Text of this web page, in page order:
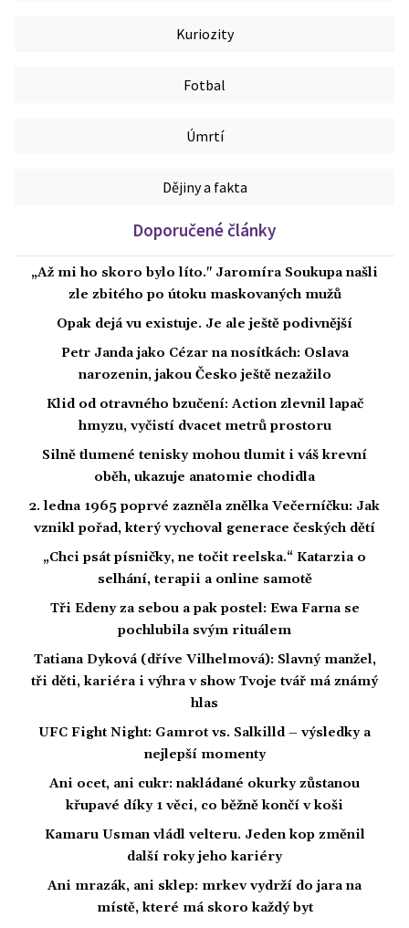
Kuriozity
Fotbal
Úmrtí
Dějiny a fakta
Doporučené články
„Až mi ho skoro bylo líto." Jaromíra Soukupa našli
zle zbitého po útoku maskovaných mužů
Opak dejá vu existuje. Je ale ještě podivnější
Petr Janda jako Cézar na nosítkách: Oslava
narozenin, jakou Česko ještě nezažilo
Klid od otravného bzučení: Action zlevnil lapač
hmyzu, vyčistí dvacet metrů prostoru
Silně tlumené tenisky mohou tlumit i váš krevní
oběh, ukazuje anatomie chodidla
2. ledna 1965 poprvé zazněla znělka Večerníčku: Jak
vznikl pořad, který vychoval generace českých dětí
„Chci psát písničky, ne točit reelska.“ Katarzia o
selhání, terapii a online samotě
Tři Edeny za sebou a pak postel: Ewa Farna se
pochlubila svým rituálem
Tatiana Dyková (dříve Vilhelmová): Slavný manžel,
tři děti, kariéra i výhra v show Tvoje tvář má známý
hlas
UFC Fight Night: Gamrot vs. Salkilld – výsledky a
nejlepší momenty
Ani ocet, ani cukr: nakládané okurky zůstanou
křupavé díky 1 věci, co běžně končí v koši
Kamaru Usman vládl velteru. Jeden kop změnil
další roky jeho kariéry
Ani mrazák, ani sklep: mrkev vydrží do jara na
místě, které má skoro každý byt